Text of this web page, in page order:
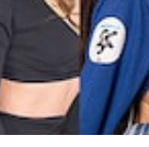
地域
教育・育児
リサーチ